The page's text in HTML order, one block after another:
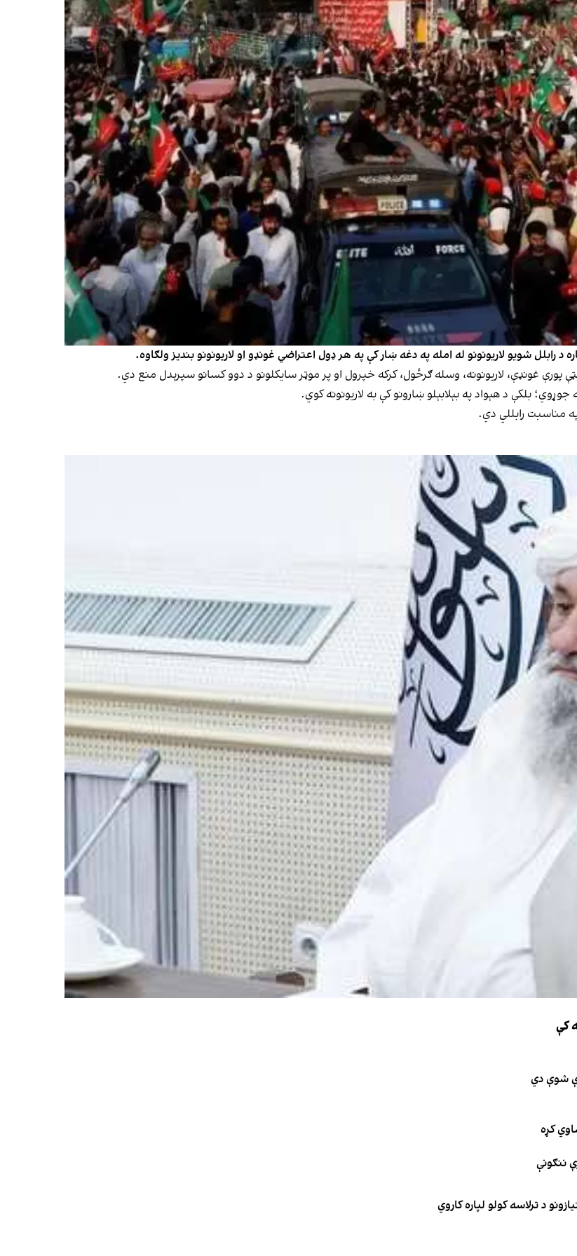
شویو لاریونونو له امله په دغه ښار کې په هر ډول اعتراضي غونډو او لاریونونو بندیز ولګاوه.
بلکې د هېواد په بېلابېلو ښارونو کې به لاریونونه کوي.
مناسبت رابللي دي.
کې
شوې دي
د ترلاسه کولو لپاره کاروي